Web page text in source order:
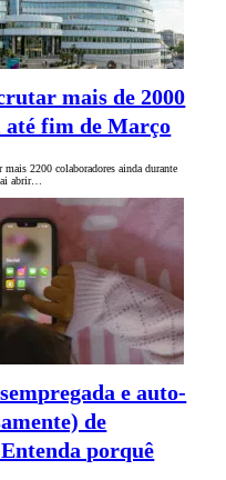
mais de 2000
até fim de Março
mais 2200 colaboradores ainda durante
abrir…
e auto-
de
porquê